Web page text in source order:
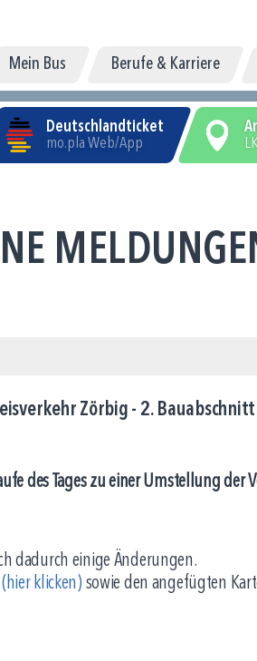
Mein Bus Berufe & Karriere
Deutschlandticket
mo.pla Web/App
Zörbig - 2.
des Tages zu einer Umstellung der
dadurch einige Änderungen.
(hier klicken) sowie den angefügten